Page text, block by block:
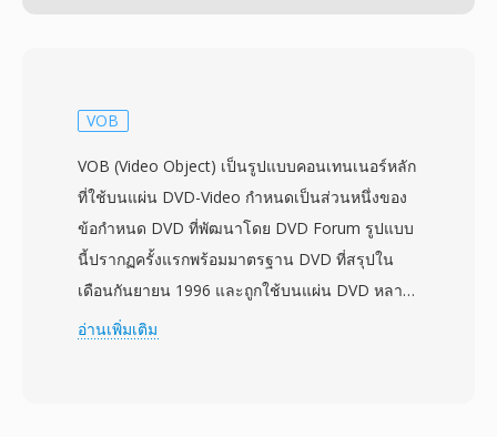
VOB
VOB (Video Object) เป็นรูปแบบคอนเทนเนอร์หลัก
ที่ใช้บนแผ่น DVD-Video กำหนดเป็นส่วนหนึ่งของ
ข้อกำหนด DVD ที่พัฒนาโดย DVD Forum รูปแบบ
นี้ปรากฏครั้งแรกพร้อมมาตรฐาน DVD ที่สรุปใน
เดือนกันยายน 1996 และถูกใช้บนแผ่น DVD หลาย
พันล้านแผ่นที่ผลิตทั่วโลกนับแต่นั้นมา ไฟล์ VOB อิง
อ่านเพิ่มเติม